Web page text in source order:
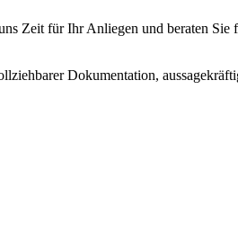
Zeit für Ihr Anliegen und beraten
Dokumentation,